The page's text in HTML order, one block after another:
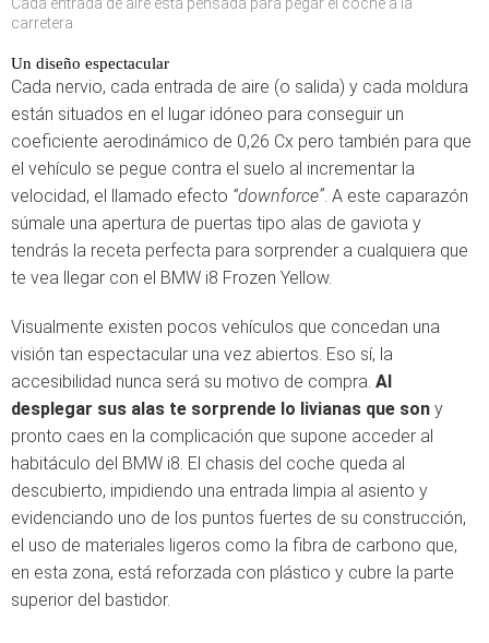
carretera
Un diseño espectacular
Cada nervio, cada entrada de aire (o salida) y cada moldura
están situados en el lugar idóneo para conseguir un
coeficiente aerodinámico de 0,26 Cx pero también para que
el vehículo se pegue contra el suelo al incrementar la
velocidad, el llamado efecto “downforce”. A este caparazón
súmale una apertura de puertas tipo alas de gaviota y
tendrás la receta perfecta para sorprender a cualquiera que
te vea llegar con el BMW i8 Frozen Yellow.
Visualmente existen pocos vehículos que concedan una
visión tan espectacular una vez abiertos. Eso sí, la
accesibilidad nunca será su motivo de compra. Al
desplegar sus alas te sorprende lo livianas que son y
pronto caes en la complicación que supone acceder al
habitáculo del BMW i8. El chasis del coche queda al
descubierto, impidiendo una entrada limpia al asiento y
evidenciando uno de los puntos fuertes de su construcción,
el uso de materiales ligeros como la fibra de carbono que,
en esta zona, está reforzada con plástico y cubre la parte
superior del bastidor.